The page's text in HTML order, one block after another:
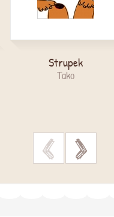
Strupek
Tako
> >